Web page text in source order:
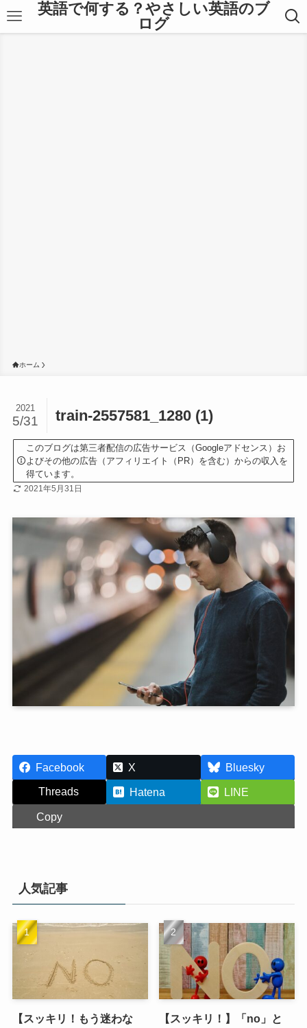
英語で何する？やさしい英語のブ
ログ
ホーム
train-2557581_1280 (1)
2021
5/31
このブログは第三者配信の広告サービス（Googleアドセンス）お
よびその他の広告（アフィリエイト（PR）を含む）からの収入を
得ています。
2021年5月31日
Facebook X
Bluesky
Threads
Hatena
LINE
Copy
人気記事
【スッキリ！もう迷わな
【スッキリ！】「no」と